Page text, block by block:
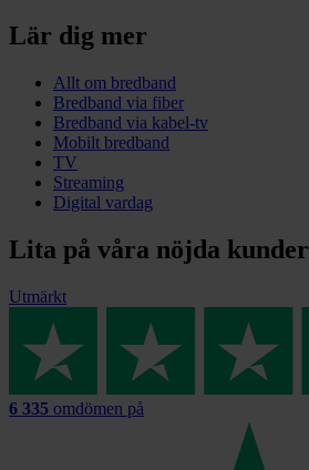
Lär dig mer
Allt om bredband
Bredband via fiber
Bredband via kabel-tv
Mobilt bredband
TV
Streaming
Digital vardag
Lita på våra nöjda kunder
Utmärkt
6 335 omdömen på